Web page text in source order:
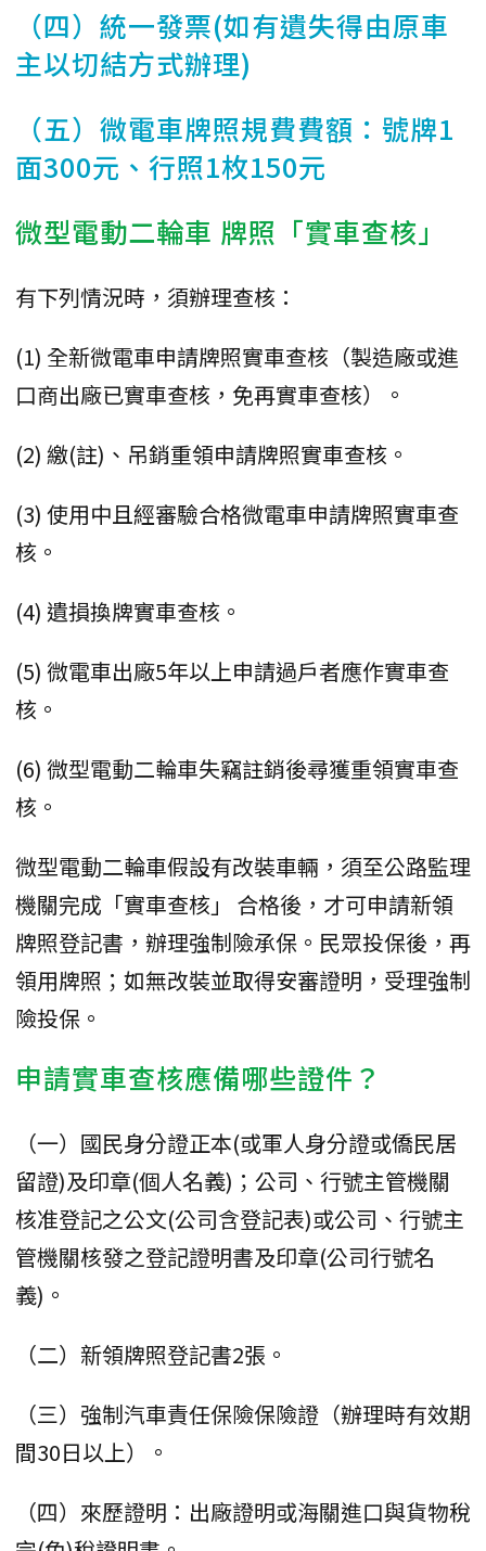
（四）統一發票(如有遺失得由原車
主以切結方式辦理)
（五）微電車牌照規費費額：號牌1
面300元、行照1枚150元
微型電動二輪車 牌照「實車查核」
有下列情況時，須辦理查核：
(1) 全新微電車申請牌照實車查核（製造廠或進
口商出廠已實車查核，免再實車查核）。
(2) 繳(註)、吊銷重領申請牌照實車查核。
(3) 使用中且經審驗合格微電車申請牌照實車查
核。
(4) 遺損換牌實車查核。
(5) 微電車出廠5年以上申請過戶者應作實車查
核。
(6) 微型電動二輪車失竊註銷後尋獲重領實車查
核。
微型電動二輪車假設有改裝車輛，須至公路監理
機關完成「實車查核」 合格後，才可申請新領
牌照登記書，辦理強制險承保。民眾投保後，再
領用牌照；如無改裝並取得安審證明，受理強制
險投保。
申請實車查核應備哪些證件？
（一）國民身分證正本(或軍人身分證或僑民居
留證)及印章(個人名義)；公司、行號主管機關
核准登記之公文(公司含登記表)或公司、行號主
管機關核發之登記證明書及印章(公司行號名
義)。
（二）新領牌照登記書2張。
（三）強制汽車責任保險保險證（辦理時有效期
間30日以上）。
（四）來歷證明：出廠證明或海關進口與貨物稅